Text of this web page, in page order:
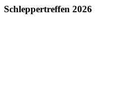
Schleppertreffen 2026